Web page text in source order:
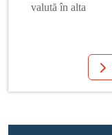
valută în alta